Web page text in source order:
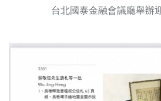
台北國泰金融會議廳舉辦